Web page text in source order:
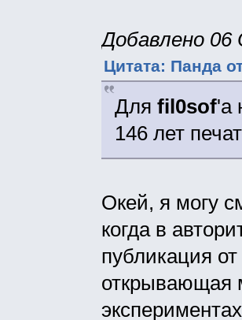
Добавлено 06
Цитата: Панда
Дляfil0sof'а
146 лет
Окей, я могу
когда в
публикация
открывающая